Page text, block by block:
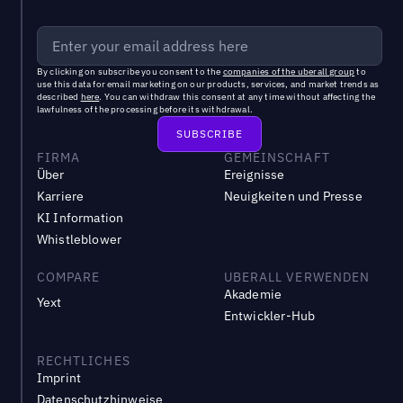
By clicking on subscribe you consent to the companies of the uberall groupto
use this data for email marketing on our products, services, and market trends as
described here. You can withdraw this consent at any time without affecting the
lawfulness of the processing before its withdrawal.
FIRMA
Über
Karriere
KI Information
Whistleblower
GEMEINSCHAFT
Ereignisse
Neuigkeiten und Presse
COMPARE
Yext
UBERALL VERWENDEN
Akademie
Entwickler-Hub
RECHTLICHES
Imprint
Datenschutzhinweise